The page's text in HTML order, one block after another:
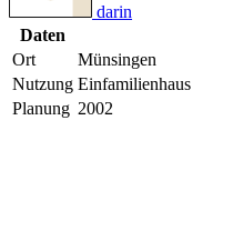
darin
Daten
Ort
Münsingen
Nutzung Einfamilienhaus
Planung 2002